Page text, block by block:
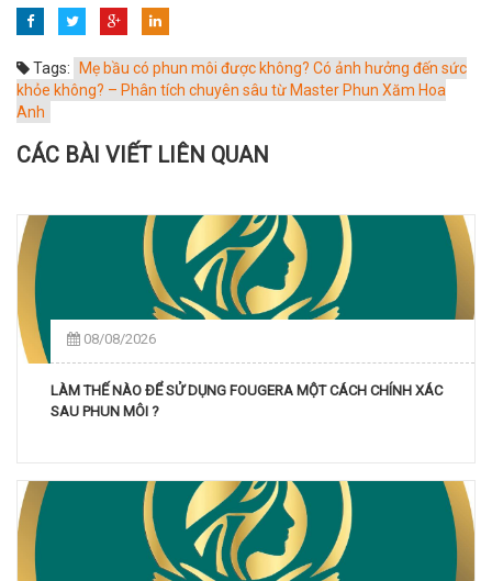
Tags:
Mẹ bầu có phun môi được không? Có ảnh hưởng đến sức
khỏe không? – Phân tích chuyên sâu từ Master Phun Xăm Hoa
Anh
CÁC BÀI VIẾT LIÊN QUAN
08/08/2026
LÀM THẾ NÀO ĐỂ SỬ DỤNG FOUGERA MỘT CÁCH CHÍNH XÁC
SAU PHUN MÔI ?